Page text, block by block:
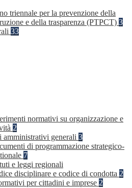
triennale per la prevenzione della
e della trasparenza (PTPCT) 3
33
normativi su organizzazione e
2
amministrativi generali 3
di programmazione strategico-
7
e leggi regionali
disciplinare e codice di condotta 2
per cittadini e imprese 2